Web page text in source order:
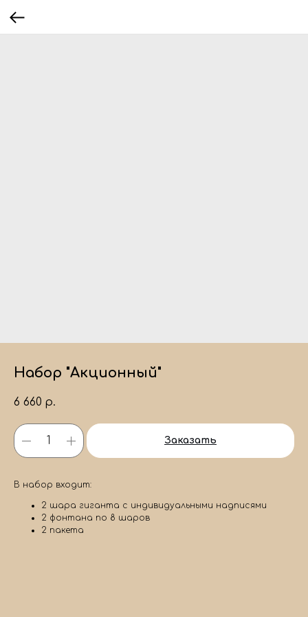
Набор "Акционный"
6 660 р.
Заказать
В набор входит:
2 шара гиганта с индивидуальными надписями
2 фонтана по 8 шаров
2 пакета